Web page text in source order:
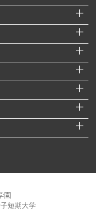
園
短期大学